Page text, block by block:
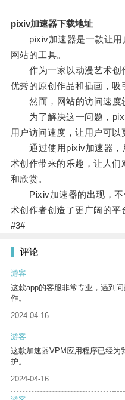
pixiv加速器下载地址
pixiv加速器是一款让用
网站的工具。
作为一家以动漫艺术创
优秀的原创作品和插画，吸
然而，网站的访问速度
为了解决这一问题，
用户访问速度，让用户可以
通过使用pixiv加速器，
术创作带来的乐趣，让人
和欣赏。
Pixiv加速器的出现，不
术创作者创造了更广阔的平
#3#
评论
游客
这款app的客服非常专业，遇到
作。
2024-04-16
游客
这款加速器VPM应用程序已经为
护。
2024-04-16